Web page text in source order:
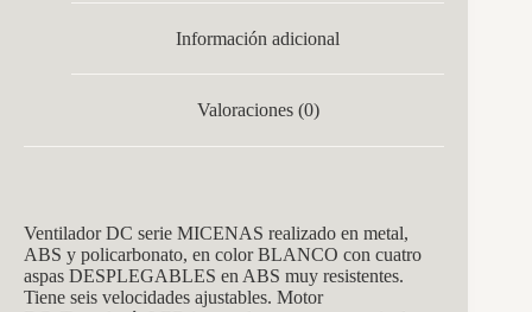
Información adicional
Valoraciones (0)
Ventilador DC serie MICENAS realizado en metal,
ABS y policarbonato, en color BLANCO con cuatro
aspas DESPLEGABLES en ABS muy resistentes.
Tiene seis velocidades ajustables. Motor